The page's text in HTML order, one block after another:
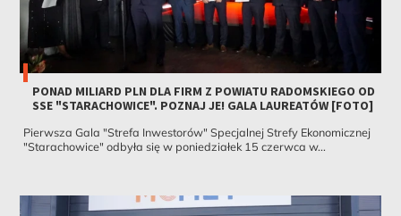
PONAD MILIARD PLN DLA FIRM Z POWIATU RADOMSKIEGO OD
SSE "STARACHOWICE". POZNAJ JE! GALA LAUREATÓW [FOTO]
Pierwsza Gala "Strefa Inwestorów" Specjalnej Strefy Ekonomicznej
"Starachowice" odbyła się w poniedziałek 15 czerwca w...